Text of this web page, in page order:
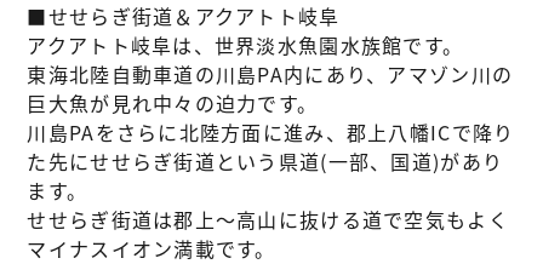
■せせらぎ街道＆アクアトト岐阜
アクアトト岐阜は、世界淡水魚園水族館です。
東海北陸自動車道の川島PA内にあり、アマゾン川の
巨大魚が見れ中々の迫力です。
川島PAをさらに北陸方面に進み、郡上八幡ICで降り
た先にせせらぎ街道という県道(一部、国道)があり
ます。
せせらぎ街道は郡上～高山に抜ける道で空気もよく
マイナスイオン満載です。